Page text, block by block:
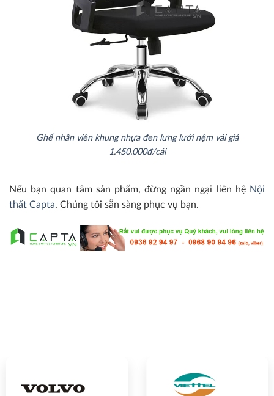
Ghế nhân viên khung nhựa đen lưng lưới nệm vải giá
1.450.000đ/cái
Nếu bạn quan tâm sản phẩm, đừng ngần ngại liên hệ Nội
thất Capta. Chúng tôi sẵn sàng phục vụ bạn.